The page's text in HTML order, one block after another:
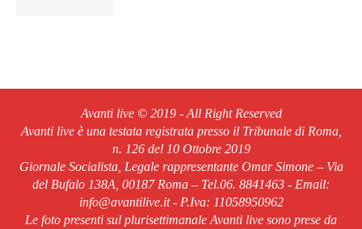
Avanti live © 2019 - All Right Reserved
Avanti live è una testata registrata presso il Tribunale di Roma,
n. 126 del 10 Ottobre 2019
Giornale Socialista, Legale rappresentante Omar Simone – Via
del Bufalo 138A, 00187 Roma – Tel.06. 8841463 - Email:
info@avantilive.it - P.Iva: 11058950962
Le foto presenti sul plurisettimanale Avanti live sono prese da